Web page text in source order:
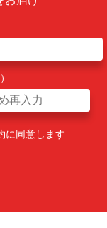
に同意します